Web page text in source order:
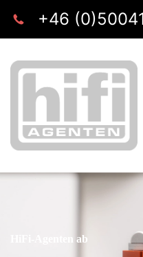
+46
HiFi-Agenten ab